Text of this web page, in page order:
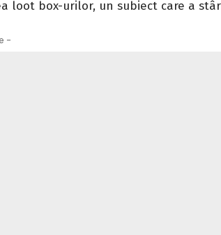
loot box-urilor, un subiect care a
-